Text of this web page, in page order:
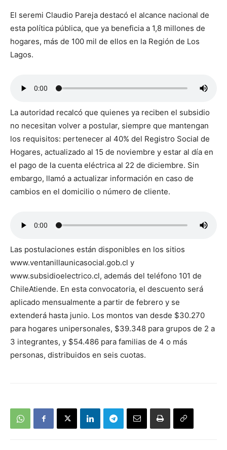
El seremi Claudio Pareja destacó el alcance nacional de
esta política pública, que ya beneficia a 1,8 millones de
hogares, más de 100 mil de ellos en la Región de Los
Lagos.
La autoridad recalcó que quienes ya reciben el subsidio
no necesitan volver a postular, siempre que mantengan
los requisitos: pertenecer al 40% del Registro Social de
Hogares, actualizado al 15 de noviembre y estar al día en
el pago de la cuenta eléctrica al 22 de diciembre. Sin
embargo, llamó a actualizar información en caso de
cambios en el domicilio o número de cliente.
Las postulaciones están disponibles en los sitios
www.ventanillaunicasocial.gob.cl y
www.subsidioelectrico.cl, además del teléfono 101 de
ChileAtiende. En esta convocatoria, el descuento será
aplicado mensualmente a partir de febrero y se
extenderá hasta junio. Los montos van desde $30.270
para hogares unipersonales, $39.348 para grupos de 2 a
3 integrantes, y $54.486 para familias de 4 o más
personas, distribuidos en seis cuotas.